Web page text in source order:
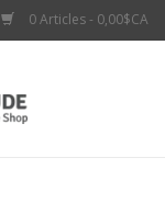
0 Articles - 0,00$CA